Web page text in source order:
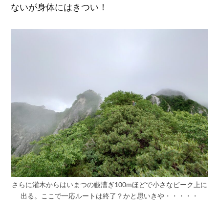
ないが身体にはきつい！
さらに灌木からはいまつの藪漕ぎ100mほどで小さなピーク上に
出る。ここで一応ルートは終了？かと思いきや・・・・・